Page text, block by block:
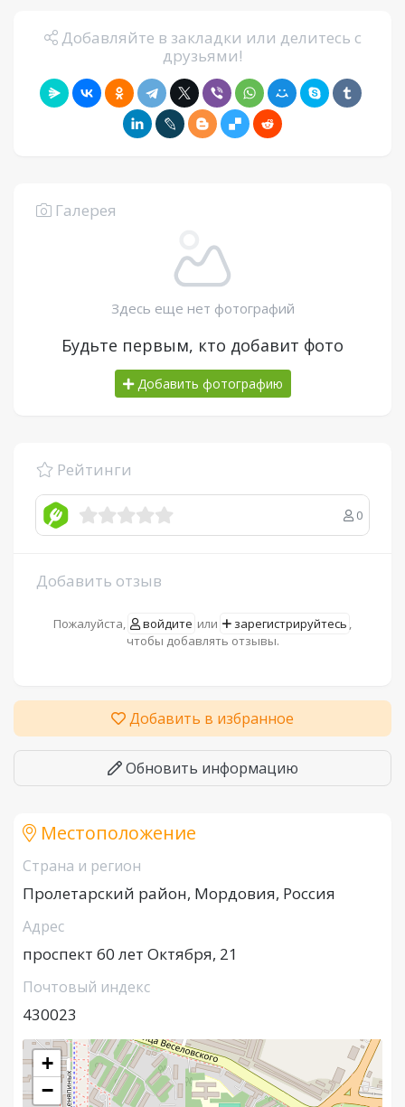
Добавляйте в закладки или делитесь с
друзьями!
Галерея
Здесь еще нет фотографий
Будьте первым, кто добавит фото
Добавить фотографию
Рейтинги
0
Добавить отзыв
Пожалуйста, войдите или зарегистрируйтесь ,
чтобы добавлять отзывы.
Добавить в избранное
Обновить информацию
Местоположение
Страна и регион
Пролетарский район, Мордовия, Россия
Адрес
проспект 60 лет Октября, 21
Почтовый индекс
430023
+
−